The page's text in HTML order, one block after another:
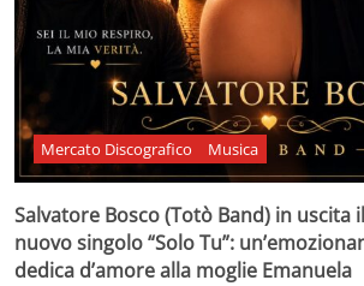
Mercato Discografico Musica
Salvatore Bosco (Totò Band) in uscita
nuovo singolo “Solo Tu”:
dedica d’amore alla moglie Emanuela